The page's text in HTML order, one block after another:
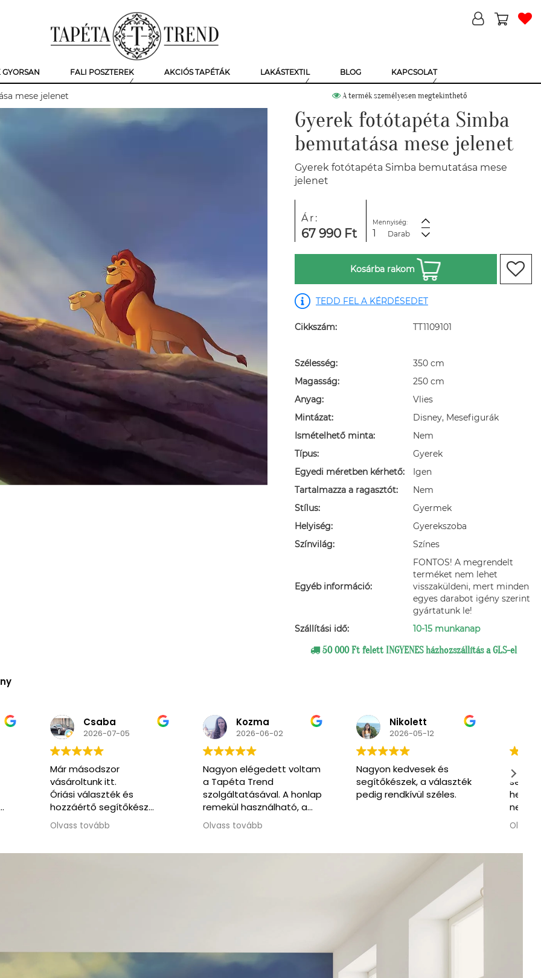
FALI POSZTEREK AKCIÓS TAPÉTÁK LAKÁSTEXTIL BLOG KAPCSOLAT
mese jelenet A termék személyesen megtekinthető
Gyerek fotótapéta Simba
bemutatása mese jelenet
Gyerek fotótapéta Simba bemutatása mese
jelenet
Ár:
67 990 Ft
Mennyiség:
Darab
Kosárba rakom
TEDD FEL A KÉRDÉSEDET
Cikkszám: TT1109101
Szélesség:
350 cm
Magasság:
250 cm
Anyag:
Vlies
Mintázat:
Disney, Mesefigurák
Ismételhető minta:
Nem
Típus:
Gyerek
Egyedi méretben kérhető:
Igen
Tartalmazza a ragasztót:
Nem
Stílus:
Gyermek
Helyiség:
Gyerekszoba
Színvilág:
Színes
Egyéb információ:
FONTOS! A megrendelt
terméket nem lehet
visszaküldeni, mert minden
egyes darabot igény szerint
gyártatunk le!
Szállítási idő:
10-15 munkanap
50 000 Ft felett INGYENES házhozszállítás a GLS-el
Kozma
2026-06-02
Nagyon elégedett voltam
a Tapéta Trend
szolgáltatásával. A honlap
remekül használható, a
kommunikáció végig
korrekt és segítőkész volt.
Olvass tovább
Nikolett
2026-05-12
Nagyon kedvesek és
segítőkészek, a választék
pedig rendkívül széles.
Primpa
2026-03-07
Very nice and friendly
service. Enthusiastic to
help us find what we